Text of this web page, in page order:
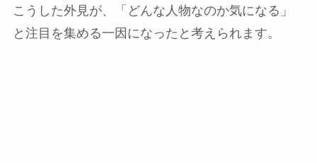
こうした外見が、「どんな人物なのか気になる」
と注目を集める一因になったと考えられます。